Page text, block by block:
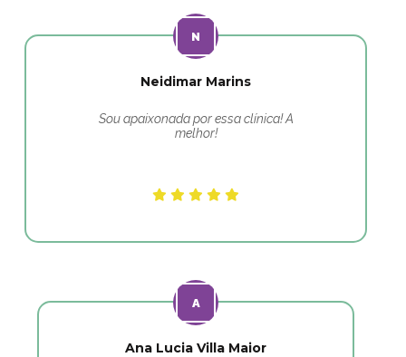
Neidimar Marins
Sou apaixonada por essa clínica! A
melhor!
Ana Lucia Villa Maior